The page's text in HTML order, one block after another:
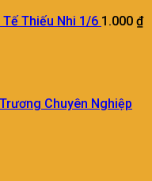
Thiếu Nhi 1/6 1.000 ₫
Chuyên Nghiệp